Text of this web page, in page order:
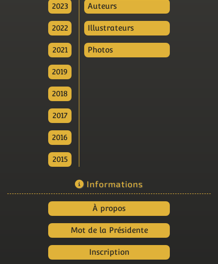
2023
2022
2021
2019
2018
2017
2016
2015
Auteurs
Illustrateurs
Photos
Informations
À propos
Mot de la Présidente
Inscription